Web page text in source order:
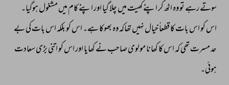
سوتے رہے تو وہ اٹھ کر اپنے کھیت میں چلا گیا اور اپنے کام میں مشغول ہوگیا۔
اس کو اس بات کا قطعاً خیال نہیں تھاکہ وہ بھوکا ہے۔ اس کو بلکہ اس بات کی بے
حد مسرت تھی کہ اس کا کھانا مولوی صاحب نے کھایا اور اس کو اتنی بڑی سعادت
ہوئی۔